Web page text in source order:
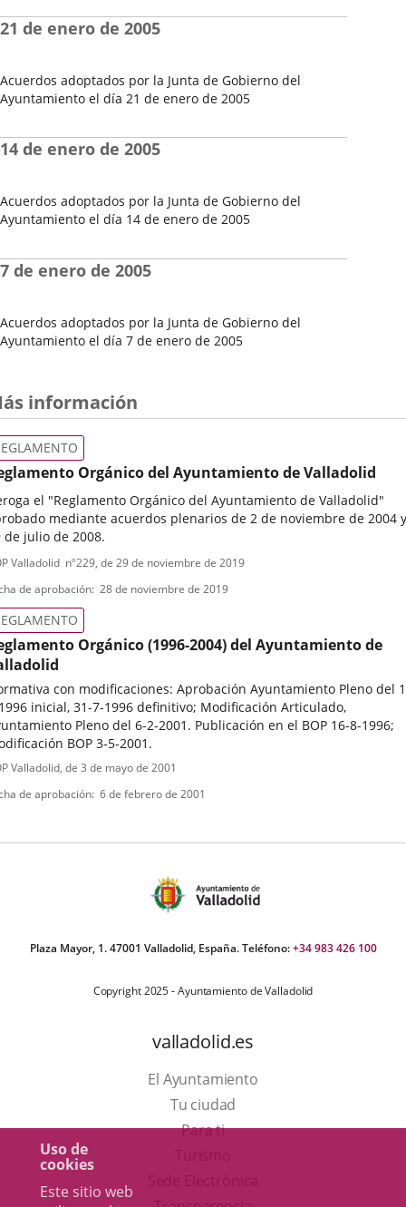
Uso de
cookies
Este sitio web
del
Pleno
Acuerdos adoptados por la Junta de Gobierno del
Ayuntamiento el día 21 de enero de 2005
del
Pleno
21 de enero de 2005
Acuerdos adoptados por la Junta de Gobierno del
Ayuntamiento el día 14 de enero de 2005
del
Pleno
14 de enero de 2005
Acuerdos adoptados por la Junta de Gobierno del
Ayuntamiento el día 7 de enero de 2005
Pleno
7 de enero de 2005
información
Orgánico del Ayuntamiento de Valladolid
el "Reglamento Orgánico del Ayuntamiento de Valladolid"
mediante acuerdos plenarios de 2 de noviembre de 2004 y
de julio de 2008.
Valladolid nº229, de 29 de noviembre de 2019
de aprobación 28 de noviembre de 2019
Orgánico (1996-2004) del Ayuntamiento de
con modificaciones: Aprobación Ayuntamiento Pleno del
inicial, 31-7-1996 definitivo; Modificación Articulado,
Pleno del 6-2-2001. Publicación en el BOP 16-8-1996;
BOP 3-5-2001.
Valladolid, de 3 de mayo de 2001
de aprobación 6 de febrero de 2001
Plaza Mayor, 1. 47001 Valladolid, España. Teléfono:+34 983 426 100
Copyright 2025 - Ayuntamiento de Valladolid
valladolid.es
El Ayuntamiento
Tu ciudad
Para ti